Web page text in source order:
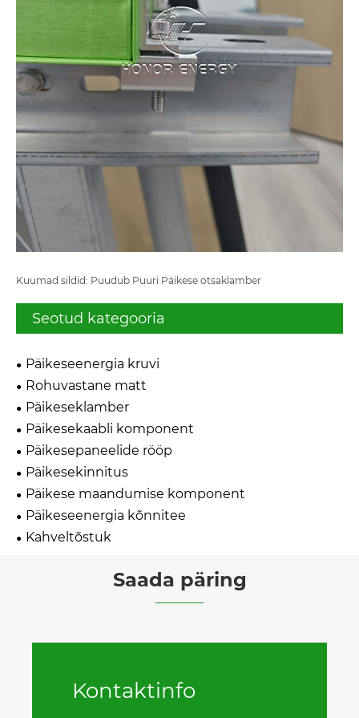
Kuumad sildid: Puudub Puuri Päikese otsaklamber
Seotud kategooria
Päikeseenergia kruvi
Rohuvastane matt
Päikeseklamber
Päikesekaabli komponent
Päikesepaneelide rööp
Päikesekinnitus
Päikese maandumise komponent
Päikeseenergia kõnnitee
Kahveltõstuk
Saada päring
Kontaktinfo